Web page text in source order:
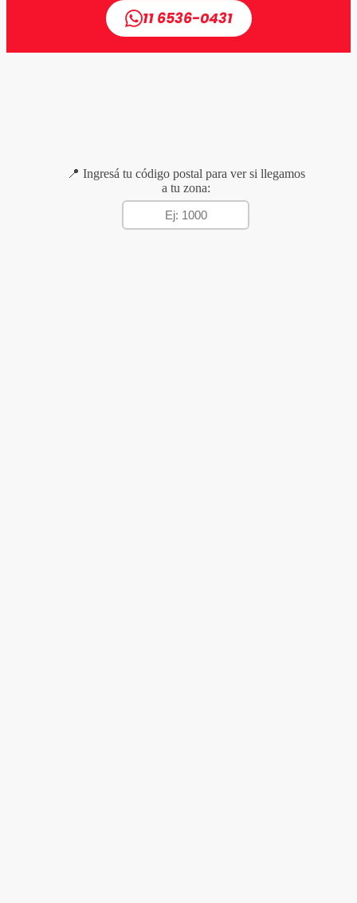
11 6536-0431
📍 Ingresá tu código postal para ver si llegamos
a tu zona: